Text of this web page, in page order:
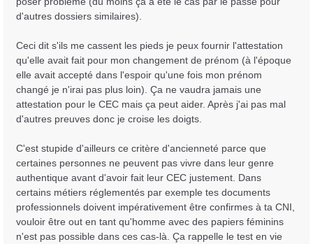
d'autres dossiers similaires).
Ceci dit s'ils me cassent les pieds je peux fournir l'attestation
qu'elle avait fait pour mon changement de prénom (à l'époque
elle avait accepté dans l'espoir qu'une fois mon prénom
changé je n'irai pas plus loin). Ça ne vaudra jamais une
attestation pour le CEC mais ça peut aider. Après j'ai pas mal
d'autres preuves donc je croise les doigts.
C'est stupide d'ailleurs ce critère d'ancienneté parce que
certaines personnes ne peuvent pas vivre dans leur genre
authentique avant d'avoir fait leur CEC justement. Dans
certains métiers réglementés par exemple tes documents
professionnels doivent impérativement être confirmes à ta CNI,
vouloir être out en tant qu'homme avec des papiers féminins
n'est pas possible dans ces cas-là. Ça rappelle le test en vie